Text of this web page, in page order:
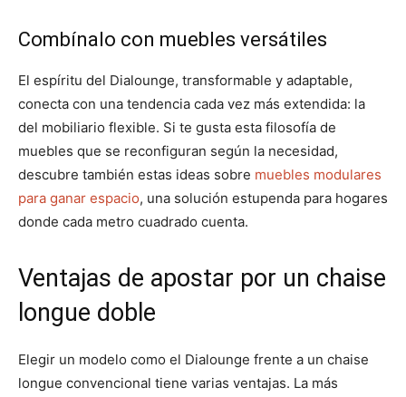
Combínalo con muebles versátiles
El espíritu del Dialounge, transformable y adaptable,
conecta con una tendencia cada vez más extendida: la
del mobiliario flexible. Si te gusta esta filosofía de
muebles que se reconfiguran según la necesidad,
descubre también estas ideas sobre muebles modulares
para ganar espacio, una solución estupenda para hogares
donde cada metro cuadrado cuenta.
Ventajas de apostar por un chaise
longue doble
Elegir un modelo como el Dialounge frente a un chaise
longue convencional tiene varias ventajas. La más